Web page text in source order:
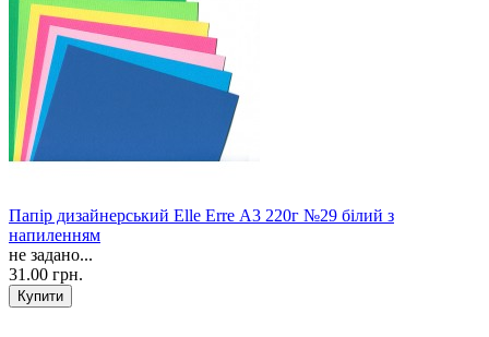
Папір дизайнерський Elle Erre А3 220г №29 білий з
напиленням
не задано...
31.00 грн.